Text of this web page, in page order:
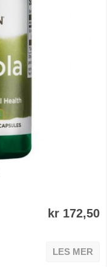
kr 172,50
LES MER